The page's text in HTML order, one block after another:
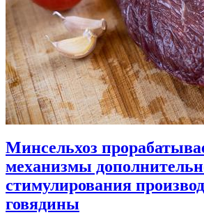
Минсельхоз
механизмы
стимулирования
говядины